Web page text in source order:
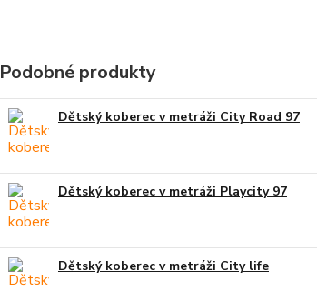
Podobné produkty
Dětský koberec v metráži City Road 97
Dětský koberec v metráži Playcity 97
Dětský koberec v metráži City life